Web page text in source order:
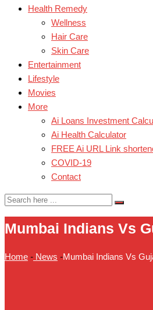
Health Remedy
Wellness
Hair Care
Skin Care
Entertainment
Lifestyle
Movies
More
Ai Loans Investment
Ai Health Calculator
FREE Ai URL Link
COVID-19
Contact
Mumbai Indians Vs
Home - News -Mumbai Indians Vs